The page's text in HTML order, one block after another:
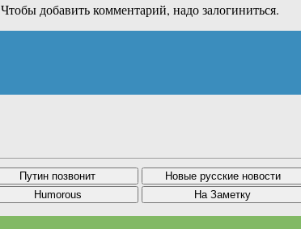
Чтобы добавить комментарий, надо залогиниться.